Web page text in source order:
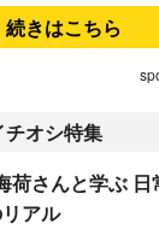
続きはこちら
オシ特集
荷さんと学ぶ
アル